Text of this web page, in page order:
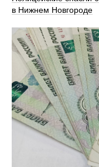
в Нижнем Новгороде